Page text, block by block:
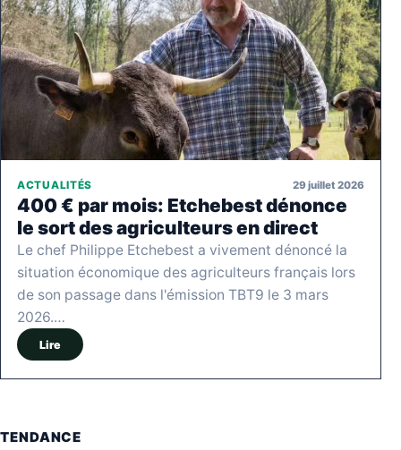
ACTUALITÉS 29 juillet 2026
400 € par mois: Etchebest dénonce
le sort des agriculteurs en direct
Le chef Philippe Etchebest a vivement dénoncé la
situation économique des agriculteurs français lors
de son passage dans l'émission TBT9 le 3 mars
2026.…
Lire
TENDANCE